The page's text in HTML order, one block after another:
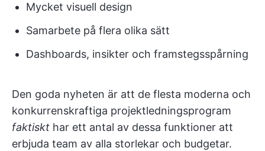
Mycket visuell design
Samarbete på flera olika sätt
Dashboards, insikter och framstegsspårning
Den goda nyheten är att de flesta moderna och
konkurrenskraftiga projektledningsprogram
faktiskt har ett antal av dessa funktioner att
erbjuda team av alla storlekar och budgetar.